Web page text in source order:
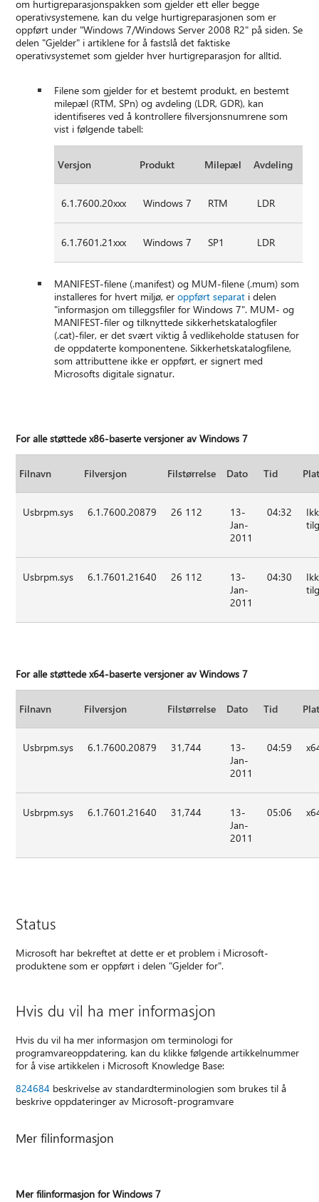
om hurtigreparasjonspakken som gjelder ett eller begge
operativsystemene, kan du velge hurtigreparasjonen som er
oppført under "Windows 7/Windows Server 2008 R2" på siden. Se
delen "Gjelder" i artiklene for å fastslå det faktiske
operativsystemet som gjelder hver hurtigreparasjon for alltid.
Filene som gjelder for et bestemt produkt, en bestemt
milepæl (RTM, SPn) og avdeling (LDR, GDR), kan
identifiseres ved å kontrollere filversjonsnumrene som
vist i følgende tabell:
Versjon Produkt Milepæl Avdeling
6.1.7600.20xxx Windows 7 RTM LDR
6.1.7601.21xxx Windows 7 SP1 LDR
MANIFEST-filene (.manifest) og MUM-filene (.mum) som
installeres for hvert miljø, eroppført separat i delen
"informasjon om tilleggsfiler for Windows 7". MUM- og
MANIFEST-filer og tilknyttede sikkerhetskatalogfiler
(.cat)-filer, er det svært viktig å vedlikeholde statusen for
de oppdaterte komponentene. Sikkerhetskatalogfilene,
som attributtene ikke er oppført, er signert med
Microsofts digitale signatur.
For alle støttede x86-baserte versjoner av Windows 7
Filnavn Filversjon Filstørrelse Dato Tid
Usbrpm.sys 6.1.7600.20879 26 112
13-
Jan-
2011
04:32
Usbrpm.sys 6.1.7601.21640 26 112
13-
Jan-
2011
04:30
For alle støttede x64-baserte versjoner av Windows 7
Filnavn Filversjon Filstørrelse Dato Tid
Usbrpm.sys 6.1.7600.20879 31,744
13-
Jan-
2011
04:59
Usbrpm.sys 6.1.7601.21640 31,744
13-
Jan-
2011
05:06
Status
Microsoft har bekreftet at dette er et problem i Microsoft-
produktene som er oppført i delen "Gjelder for".
Hvis du vil ha mer informasjon
Hvis du vil ha mer informasjon om terminologi for
programvareoppdatering, kan du klikke følgende artikkelnummer
for å vise artikkelen i Microsoft Knowledge Base:
824684 beskrivelse av standardterminologien som brukes til å
beskrive oppdateringer av Microsoft-programvare
Mer filinformasjon
Mer filinformasjon for Windows 7